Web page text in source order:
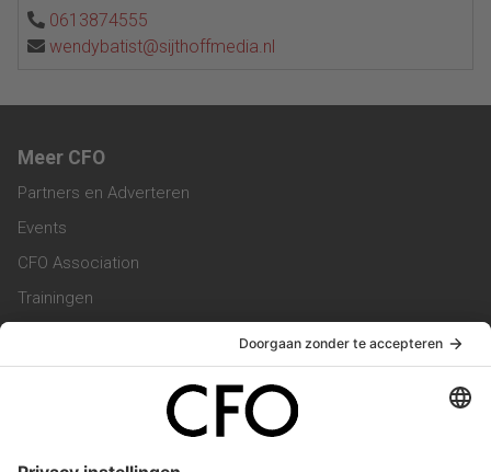
0613874555
wendybatist@sijthoffmedia.nl
Meer CFO
Partners en Adverteren
Events
CFO Association
Trainingen
Vacatures
Service & Contact